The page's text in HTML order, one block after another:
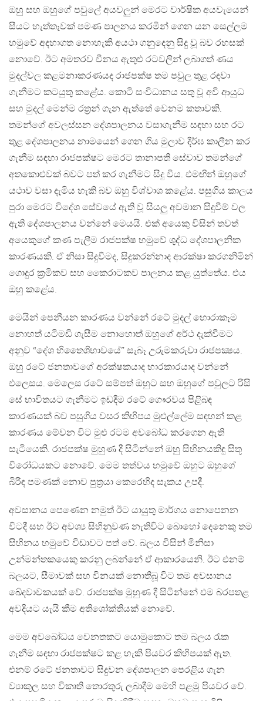
ඔහු සහ ඔහුගේ පවුලේ අයවලුන් මෙරට වාර්ෂික අයවැයෙන්
සීයට හැත්තෑවක් පමණ පාලනය කරමින් ගෙන යන සෙල්ලම
හමුවේ අදහාගත නොහැකි අයථා ගනුදෙනු සිදු වූ බව රහසක්
නොවේ. ඊට අමතරව චීනය ඇතුළු රටවලින් ලබාගත් ණය
මුදල්වල කළමනාකරණයද රාජපක්ෂ තම පවුල තුළ රඳවා
ගැනීමට කටයුතු කළේය. කොටි සංවිධානය සතු වූ අවි ආයුධ
සහ මුදල් මෙන්ම රත්‍රන් ගැන ඇත්තේ වෙනම කතාවකි.
තමන්ගේ අවලස්සන දේශපාලනය වසාගැනීම සඳහා සහ රට
තුළ දේශපාලනය නාමයෙන් ගෙන ගිය මුලාව දීර්ඝ කාලීන කර
ගැනීම සඳහා රාජපක්ෂට මෙරට තානාපති සේවාව තමන්ගේ
අතකොළුවක් බවට පත් කර ගැනීමට සිදු විය. එමඟින් ඔහුගේ
යථාව වසා දැමිය හැකි බව ඔහු විශ්වාශ කළේය. පසුගිය කාලය
පුරා මෙරට විදේශ සේවයේ ඇති වූ සියලු අවමාන සිදුවීම් වල
ඇති දේශපාලනය වන්නේ මෙයයි. එක් අයෙකු විසින් තවත්
අයෙකුගේ කණ පැලීම රාජපක්ෂ හමුවේ ශුද්ධ දේශපාලනික
කාරණයකි. ඒ නිසා සිදුවීමද, සිදුකරන්නාද ආරක්ෂා කරගනිමින්
ගොදුර ක්‍රමිකව සහ කෛරාටකව පාලනය කළ යුත්තේය. එය
ඔහු කළේය.
මෙයින් පෙනීයන කාරණය වන්නේ රටේ මුදල් හොරාකෑම
නොහත් යටිමඩි ගැසීම නොහොත් ඔහුගේ අර්ථ දැක්වීමට
අනුව “දේශ හිතෛශිභාවයේ” සැබෑ උරුමකරුවා රාජපක්‍ෂය.
ඔහු රටේ ජනතාවගේ අරක්ෂකයාද භාරකාරයාද වන්නේ
එලෙසය. මෙලෙස රටේ සම්පත් ඔහුට සහ ඔහුගේ පවුලට රිසි
සේ භාවිතයට ගැනීමට ඉඩදීම රටේ ගෞරවය පිළිබඳ
කාරණයක් බව පසුගිය වසර කිහිපය මුළුල්ලේම සඳහන් කළ
කාරණය මේවන විට මුළු රටම අවබෝධ කරගෙන ඇති
සැටියෙකි. රාජපක්ෂ මුහුණ දී සිටින්නේ ඔහු සිහිනයකිඳු සිතූ
විරෝධයකට නොවේ. මෙම තත්වය හමුවේ ඔහුට ඔහුගේ
බිරිඳ පමණක් නොව පුත්‍රයා කෙරෙහිද සැකය උපදී.
අවසානය පෙණෙන නමුත් ඊට යායුතු මාර්ගය නොපෙනන
විටදී සහ ඊට අවශ්‍ය සිහිනුවණ නැතිවිට බොහෝ දෙනෙකු තම
සිහිනය හමුවේ විඩාවට පත් වේ. බලය විසින් මිනිසා
උන්මන්තකයෙකු කරනු ලබන්නේ ඒ ආකාරයෙනි. ඊට එනම්
බලයට, සීමාවක් සහ විනයක් නොතිබූ විට තම අවසානය
ඛේදවාචකයක් වේ. රාජපක්ෂ මුහුණ දී සිටින්නේ එම බරපතළ
අවදියට යැයි කීම අතිශෝක්තියක් නොවේ.
මෙම අවබෝධය වෙනතකට යොමුකොට තම බලය රැක
ගැනීම සඳහා රාජපක්ෂට කළ හැකි පියවර කිහිපයක් ඇත.
එනම් රටේ ජනතාවට සිදුවන දේශපාලන පෙරළිය ගැන
ව්‍යාකූල සහ විකෘති තොරතුරු ලබාදීම මෙහි පළමු පියවර වේ.